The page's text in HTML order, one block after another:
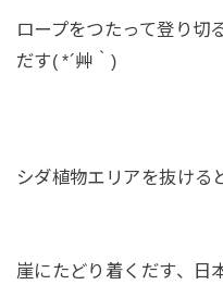
ロープをつたって登り切
だす( *´艸｀)
シダ植物エリアを抜ける
崖にたどり着くだす、日